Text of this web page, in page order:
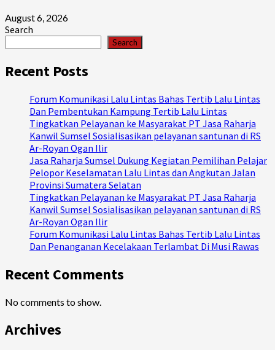
August 6, 2026
Search
Search
Recent Posts
Forum Komunikasi Lalu Lintas Bahas Tertib Lalu Lintas
Dan Pembentukan Kampung Tertib Lalu Lintas
Tingkatkan Pelayanan ke Masyarakat PT Jasa Raharja
Kanwil Sumsel Sosialisasikan pelayanan santunan di RS
Ar-Royan Ogan Ilir
Jasa Raharja Sumsel Dukung Kegiatan Pemilihan Pelajar
Pelopor Keselamatan Lalu Lintas dan Angkutan Jalan
Provinsi Sumatera Selatan
Tingkatkan Pelayanan ke Masyarakat PT Jasa Raharja
Kanwil Sumsel Sosialisasikan pelayanan santunan di RS
Ar-Royan Ogan Ilir
Forum Komunikasi Lalu Lintas Bahas Tertib Lalu Lintas
Dan Penanganan Kecelakaan Terlambat Di Musi Rawas
Recent Comments
No comments to show.
Archives